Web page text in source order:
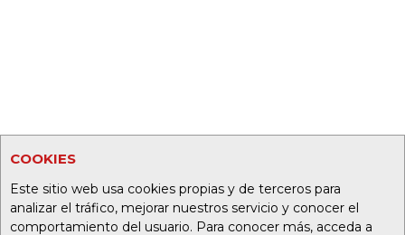
COOKIES
Este sitio web usa cookies propias y de terceros para
analizar el tráfico, mejorar nuestros servicio y conocer el
comportamiento del usuario. Para conocer más, acceda a